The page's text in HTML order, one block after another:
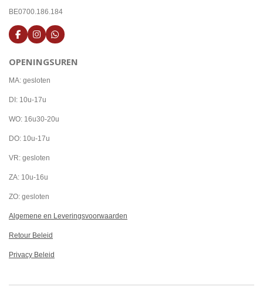
BE0700.186.184
F
a
e
o
I
n
t
g
m
W
h
t
OPENINGSUREN
MA: gesloten
DI: 10u-17u
WO: 16u30-20u
DO: 10u-17u
VR: gesloten
ZA: 10u-16u
ZO: gesloten
Algemene en Leveringsvoorwaarden
Retour Beleid
Privacy Beleid